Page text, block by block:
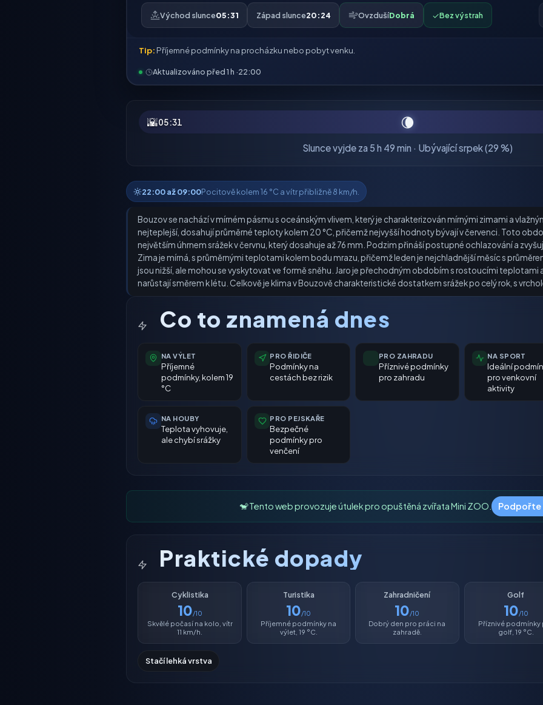
Východ slunce05:31 Západ slunce20:24 OvzdušíDobrá ✓Bez výstrah
Tip: Příjemné podmínky na procházku nebo pobyt venku.
Aktualizováno před 1 h ·22:00
🌇05:31 🌘
Slunce vyjde za 5 h 49 min · Ubývající srpek (29 %)
22:00 až 09:00Pocitově kolem 16 °C a vítr přibližně 8 km/h.
Bouzov se nachází v mírném pásmu s oceánským vlivem, který je charakterizován mírnými zimami a
nejteplejší, dosahují průměrné teploty kolem 20 °C, přičemž nejvyšší hodnoty bývají v červenci. Toto
největším úhrnem srážek v červnu, který dosahuje až 76 mm. Podzim přináší postupné ochlazování a
Zima je mírná, s průměrnými teplotami kolem bodu mrazu, přičemž leden je nejchladnější měsíc s
jsou nižší, ale mohou se vyskytovat ve formě sněhu. Jaro je přechodným obdobím s rostoucími teplotami
narůstají směrem k létu. Celkově je klima v Bouzově charakteristické dostatkem srážek po celý rok, s
Co to znamená dnes
NA VÝLET
Příjemné
podmínky, kolem 19
°C
PRO ŘIDIČE
Podmínky na
cestách bez rizik
PRO ZAHRADU
Příznivé podmínky
pro zahradu
NA SPORT
Ideální
pro venkovní
aktivity
NA HOUBY
Teplota vyhovuje,
ale chybí srážky
PRO PEJSKAŘE
Bezpečné
podmínky pro
venčení
🐒 Tento web provozuje útulek pro opuštěná zvířata Mini ZOO. Podpořte
Praktické dopady
Cyklistika
10/10
Skvělé počasí na kolo, vítr
11 km/h.
Turistika
10/10
Příjemné podmínky na
výlet, 19 °C.
Zahradničení
10/10
Dobrý den pro práci na
zahradě.
Golf
10/10
Příznivé podmínky
golf, 19 °C.
Stačí lehká vrstva